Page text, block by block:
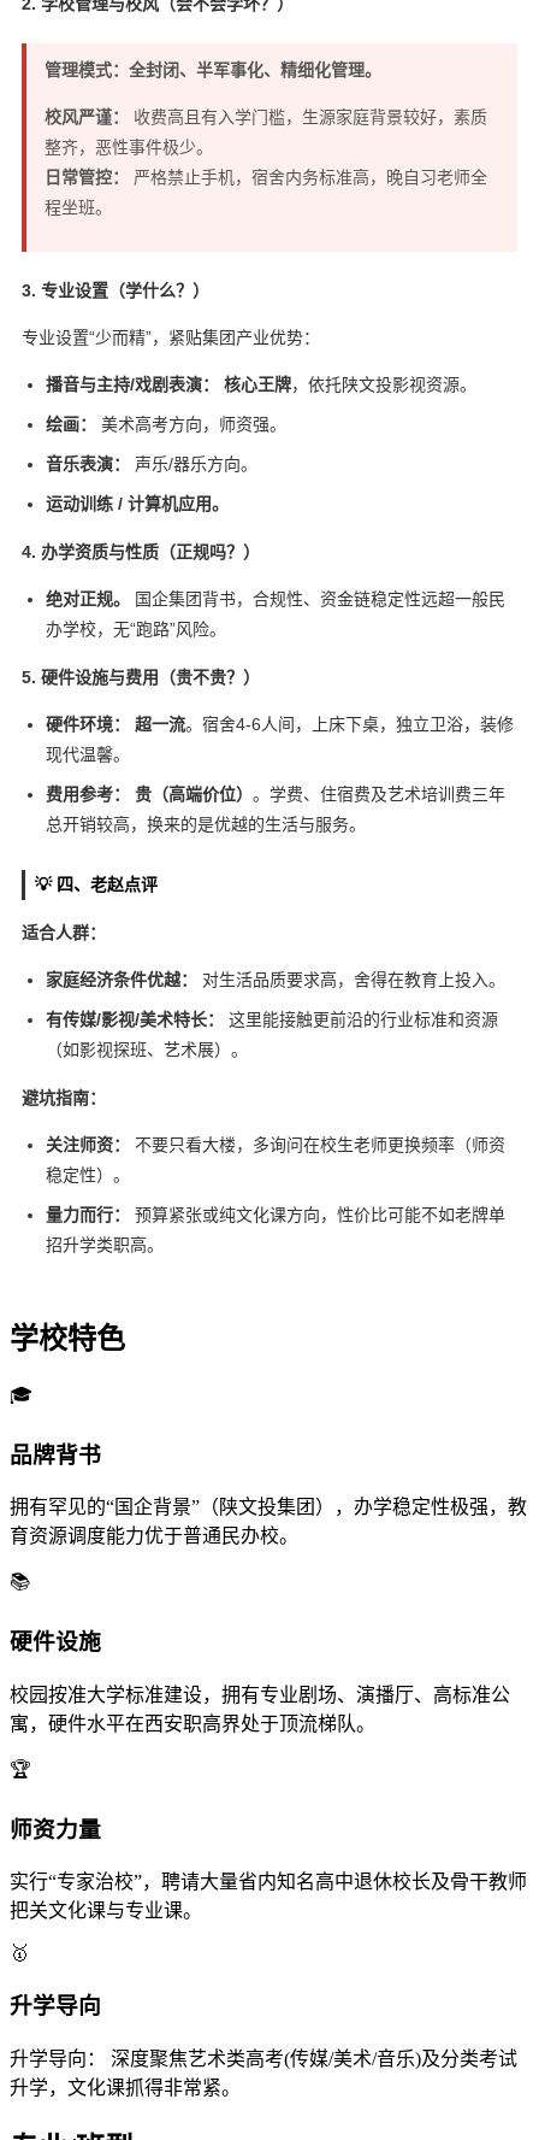
管理模式：全封闭、半军事化、精细化管理。
校风严谨：
收费高且有入学门槛，生源家庭背景较好，素质
整齐，恶性事件极少。
日常管控：
严格禁止手机，宿舍内务标准高，晚自习老师全
程坐班。
3. 专业设置（学什么？）
专业设置“少而精”，紧贴集团产业优势：
播音与主持/戏剧表演： 核心王牌，依托陕文投影视资源。
绘画： 美术高考方向，师资强。
音乐表演： 声乐/器乐方向。
运动训练 / 计算机应用。
4. 办学资质与性质（正规吗？）
绝对正规。
国企集团背书，合规性、资金链稳定性远超一般民
办学校，无“跑路”风险。
5. 硬件设施与费用（贵不贵？）
硬件环境： 超一流。宿舍4-6人间，上床下桌，独立卫浴，装修
现代温馨。
费用参考： 贵（高端价位） 。学费、住宿费及艺术培训费三年
总开销较高，换来的是优越的生活与服务。
💡 四、老赵点评
适合人群：
家庭经济条件优越： 对生活品质要求高，舍得在教育上投入。
有传媒/影视/美术特长：
这里能接触更前沿的行业标准和资源
（如影视探班、艺术展）。
避坑指南：
关注师资：
不要只看大楼，多询问在校生老师更换频率（师资
稳定性）。
量力而行：
预算紧张或纯文化课方向，性价比可能不如老牌单
招升学类职高。
学校特色
🎓
品牌背书
拥有罕见的“国企背景”（陕文投集团），办学稳定性极强，教
育资源调度能力优于普通民办校。
📚
硬件设施
校园按准大学标准建设，拥有专业剧场、演播厅、高标准公
寓，硬件水平在西安职高界处于顶流梯队。
🏆
师资力量
实行“专家治校”，聘请大量省内知名高中退休校长及骨干教师
把关文化课与专业课。
🥇
升学导向
升学导向： 深度聚焦艺术类高考(传媒/美术/音乐)及分类考试
升学，文化课抓得非常紧。